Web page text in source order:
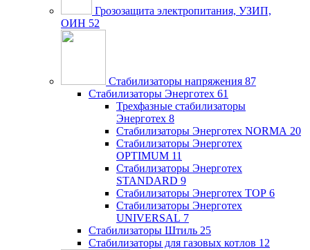
Грозозащита электропитания, УЗИП,
ОИН 52
Стабилизаторы напряжения 87
Стабилизаторы Энерготех 61
Трехфазные стабилизаторы
Энерготех 8
Стабилизаторы Энерготех NORMA 20
Стабилизаторы Энерготех
OPTIMUM 11
Стабилизаторы Энерготех
STANDARD 9
Стабилизаторы Энерготех TOP 6
Стабилизаторы Энерготех
UNIVERSAL 7
Стабилизаторы Штиль 25
Стабилизаторы для газовых котлов 12